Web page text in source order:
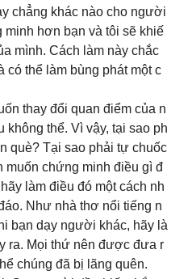
chẳng khác nào cho người
minh hơn bạn và tôi sẽ khiế
mình. Cách làm này chắc
có thể làm bùng phát một c
thay đổi quan điểm của n
thể. Vì vậy, tại sao ph
què? Tại sao phải tự chuốc
muốn chứng minh điều gì đ
làm điều đó một cách nh
Như nhà thơ nổi tiếng n
bạn dạy người khác, hãy là
ra. Mọi thứ nên được đưa r
chúng đã bị lãng quên.